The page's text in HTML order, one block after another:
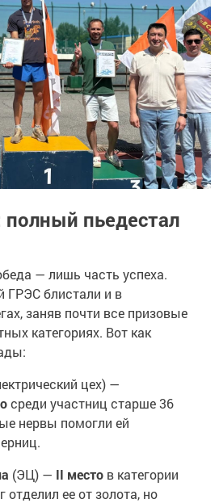
пьедестал
— лишь часть успеха.
ГРЭС блистали и в
заняв почти все призовые
категориях. Вот как
цех) —
среди участниц старше 36
нервы помогли ей
(ЭЦ) — II место в категории
отделил ее от золота, но